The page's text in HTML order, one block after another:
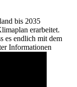
bis 2035
erarbeitet.
es endlich mit dem
Informationen